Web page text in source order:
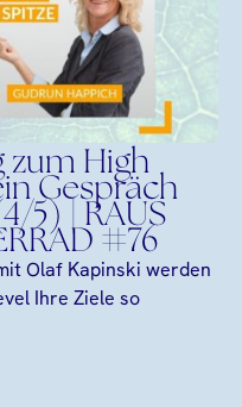
zum High
Gespräch
5) | RAUS
#76
Olaf Kapinski werden
Ihre Ziele so